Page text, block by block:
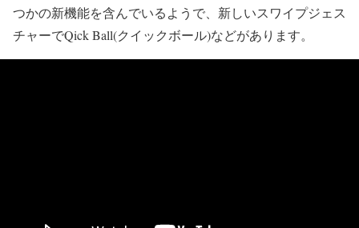
つかの新機能を含んでいるようで、新しいスワイプジェス
チャーでQick Ball(クイックボール)などがあります。